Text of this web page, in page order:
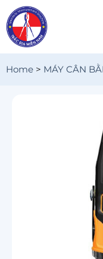
Chuyển
đến
nội
dung
Home > MÁY CÂN